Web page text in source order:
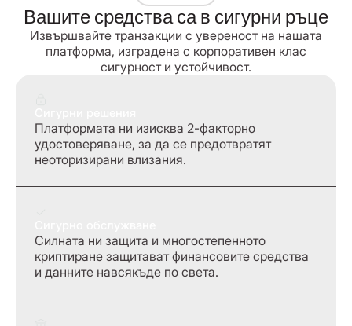
Вашите средства са в сигурни ръце
Извършвайте транзакции с увереност на нашата
платформа, изградена с корпоративен клас
сигурност и устойчивост.
Платформата ни изисква 2-факторно
удостоверяване, за да се предотвратят
неоторизирани влизания.
Силната ни защита и многостепенното
криптиране защитават финансовите средства
и данните навсякъде по света.